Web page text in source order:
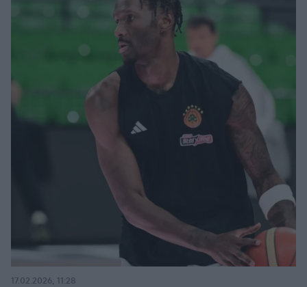
17.02.2026, 11:28